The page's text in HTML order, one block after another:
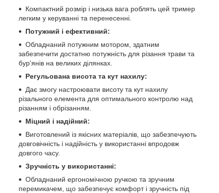
Компактний розмір і низька вага роблять цей тример
легким у керуванні та перенесенні.
Потужний і ефективний:
Обладнаний потужним мотором, здатним
забезпечити достатню потужність для різання трави та
бур'янів на великих ділянках.
Регульована висота та кут нахилу:
Дає змогу настроювати висоту та кут нахилу
різального елемента для оптимального контролю над
різанням і обрізанням.
Міцний і надійний:
Виготовлений із якісних матеріалів, що забезпечують
довговічність і надійність у використанні впродовж
довгого часу.
Зручність у використанні:
Обладнаний ергономічною ручкою та зручним
перемикачем, що забезпечує комфорт і зручність під